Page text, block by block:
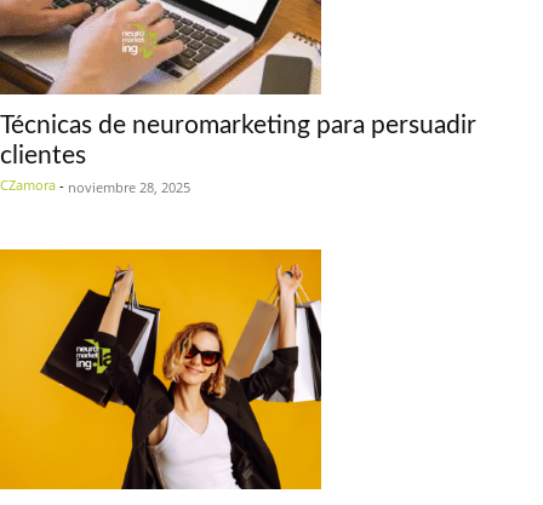
Técnicas de neuromarketing para persuadir
clientes
CZamora - noviembre 28, 2025